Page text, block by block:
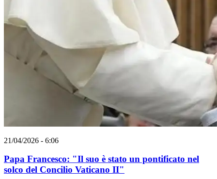
21/04/2026 - 6:06
Papa Francesco: "Il suo è stato un pontificato nel
solco del Concilio Vaticano II"